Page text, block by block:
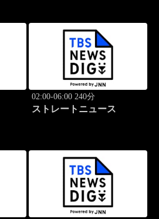
02:00-06:00 240分
ストレートニュース